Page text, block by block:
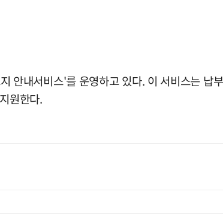
안내서비스'를 운영하고 있다. 이 서비스는 납
원한다.